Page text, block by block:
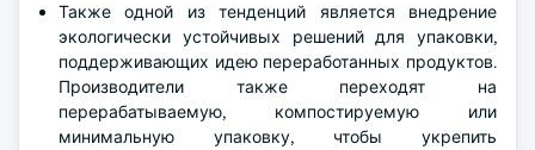
Также одной из тенденций является внедрение
экологически устойчивых решений для упаковки,
поддерживающих идею переработанных продуктов.
Производители также переходят на
перерабатываемую, компостируемую или
минимальную упаковку, чтобы укрепить